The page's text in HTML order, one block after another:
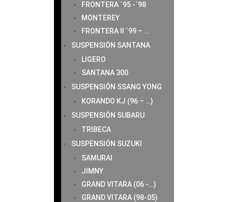
FRONTERA ´95 -´98
MONTEREY
FRONTERA II ´99 – …
SUSPENSIÓN SANTANA
LIGERO
SANTANA 300
SUSPENSIÓN SSANG YONG
KORANDO KJ (96 – …)
SUSPENSIÓN SUBARU
TRIBECA
SUSPENSIÓN SUZUKI
SAMURAI
JIMNY
GRAND VITARA (06 -…)
GRAND VITARA (98-05)